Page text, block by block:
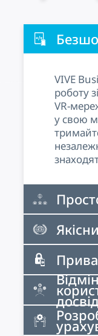
VIVE
роботу
VR-
у свою